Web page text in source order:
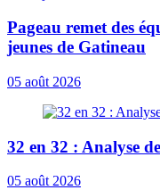
Pageau remet des
jeunes de Gatineau
05 août 2026
32 en 32 : Analyse
05 août 2026